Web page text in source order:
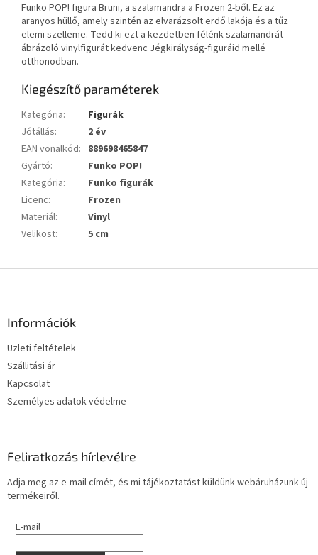
Funko POP! figura Bruni, a szalamandra a Frozen 2-ből. Ez az
aranyos hüllő, amely szintén az elvarázsolt erdő lakója és a tűz
elemi szelleme. Tedd ki ezt a kezdetben félénk szalamandrát
ábrázoló vinylfigurát kedvenc Jégkirályság-figuráid mellé
otthonodban.
Kiegészítő paraméterek
Kategória:
Figurák
Jótállás:
2 év
EAN vonalkód: 889698465847
Gyártó:
Funko POP!
Kategória:
Funko figurák
Licenc:
Frozen
Materiál:
Vinyl
Velikost: 5 cm
Információk
Üzleti feltételek
Szállitási ár
Kapcsolat
Személyes adatok védelme
Feliratkozás hírlevélre
Adja meg az e-mail címét, és mi tájékoztatást küldünk webáruházunk új
termékeiről.
E-mail